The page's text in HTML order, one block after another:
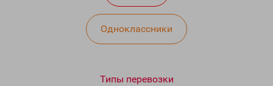
Одноклассники
Типы перевозки